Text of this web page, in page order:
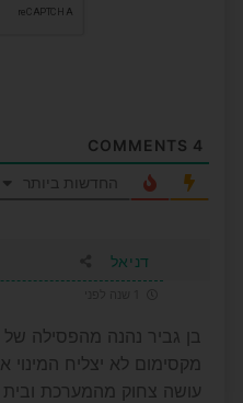
החדשות ביותר
דניאל
בן גביר נהנה מהפסילה של
מקסימום לא יצליח המינוי
עושה צחוק מהמערכת ובית